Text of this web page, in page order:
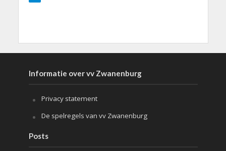
Informatie over vv Zwanenburg
Privacy statement
De spelregels van vv Zwanenburg
Posts